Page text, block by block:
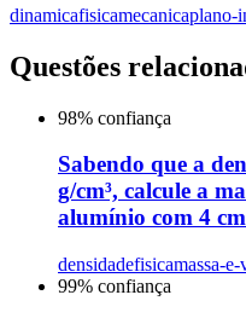
dinamicafisicamecanicaplano-
Questões
98% confiança
Sabendo que a
g/cm³, calcule a
alumínio com 4
densidadefisicamassa-
99% confiança